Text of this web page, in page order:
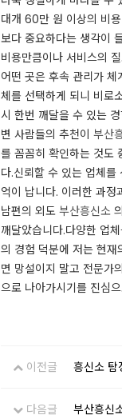
대개 60만 원 이상의 비
보다 중요하다는 생각이
비용만큼이나 서비스의
어떤 곳은 후속 관리가
체를 선택하게 되니 비로
시 한번 깨달을 수 있는
변 사람들의 추천이 부산
를 꼼꼼히 확인하는 것도
다.​신뢰할 수 있는 업체
억이 납니다. 이러한 과
남편의 외도 부산흥신소
깨달았습니다.​다양한 업
의 경험 덕분에 저는 현
면 망설이지 말고 전문가
으로 나아가시기를 진심
이전글 흥신소 탐
다음글 부산흥신